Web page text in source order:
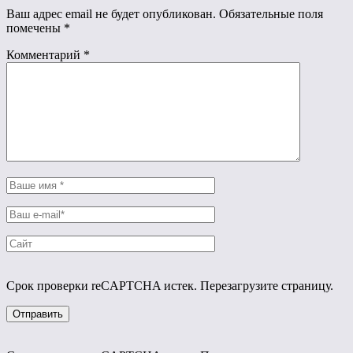
Ваш адрес email не будет опубликован. Обязательные поля
помечены *
Комментарий *
Срок проверки reCAPTCHA истек. Перезагрузите страницу.